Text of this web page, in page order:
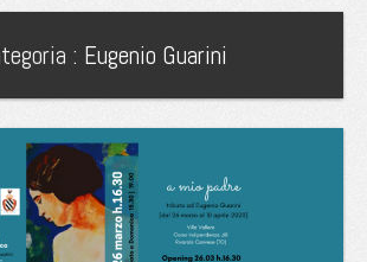
: Eugenio Guarini